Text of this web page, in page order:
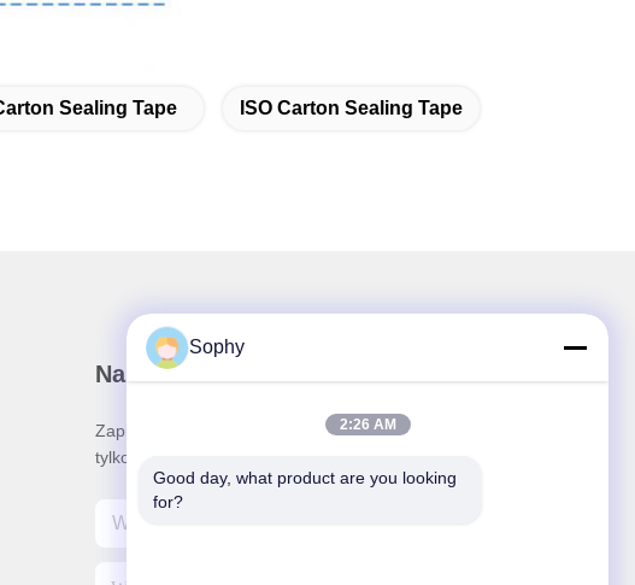
Sealing Tape ISO Carton Sealing Tape
Nasz biuletyn
Zapisz się do naszego newslettera, aby uzyskać zniżki i nie
tylko.
Sophy
2:26 AM
Good day, what product are you looking
for?